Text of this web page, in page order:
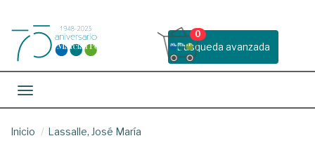
Busqueda avanzada
0
Toggle navigation
Inicio Lassalle, José María